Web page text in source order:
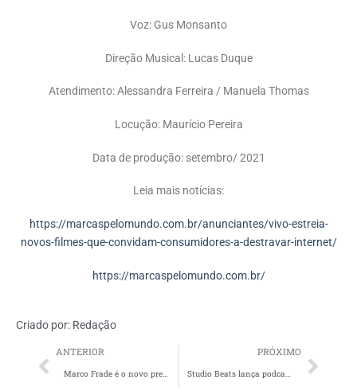
Voz: Gus Monsanto
Direção Musical: Lucas Duque
Atendimento: Alessandra Ferreira / Manuela Thomas
Locução: Maurício Pereira
Data de produção: setembro/ 2021
Leia mais notícias:
https://marcaspelomundo.com.br/anunciantes/vivo-estreia-
novos-filmes-que-convidam-consumidores-a-destravar-internet/
https://marcaspelomundo.com.br/
Criado por: Redação
ANTERIOR PRÓXIMO